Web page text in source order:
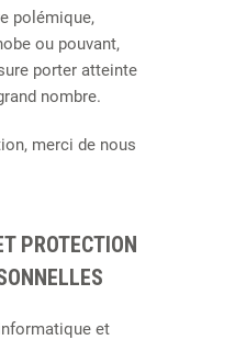
polémique,
ou pouvant,
porter atteinte
nombre.
merci de nous
PROTECTION
et